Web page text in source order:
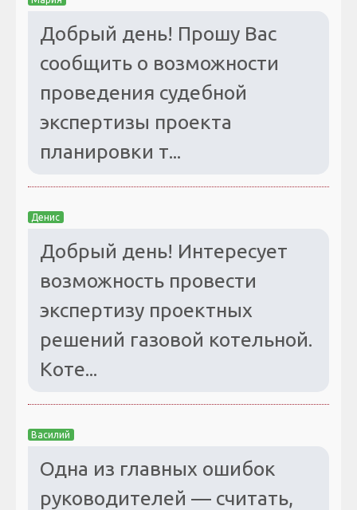
Добрый день! Прошу Вас
сообщить о возможности
проведения судебной
экспертизы проекта
планировки т...
Денис
Добрый день! Интересует
возможность провести
экспертизу проектных
решений газовой котельной.
Коте...
Василий
Одна из главных ошибок
руководителей — считать,